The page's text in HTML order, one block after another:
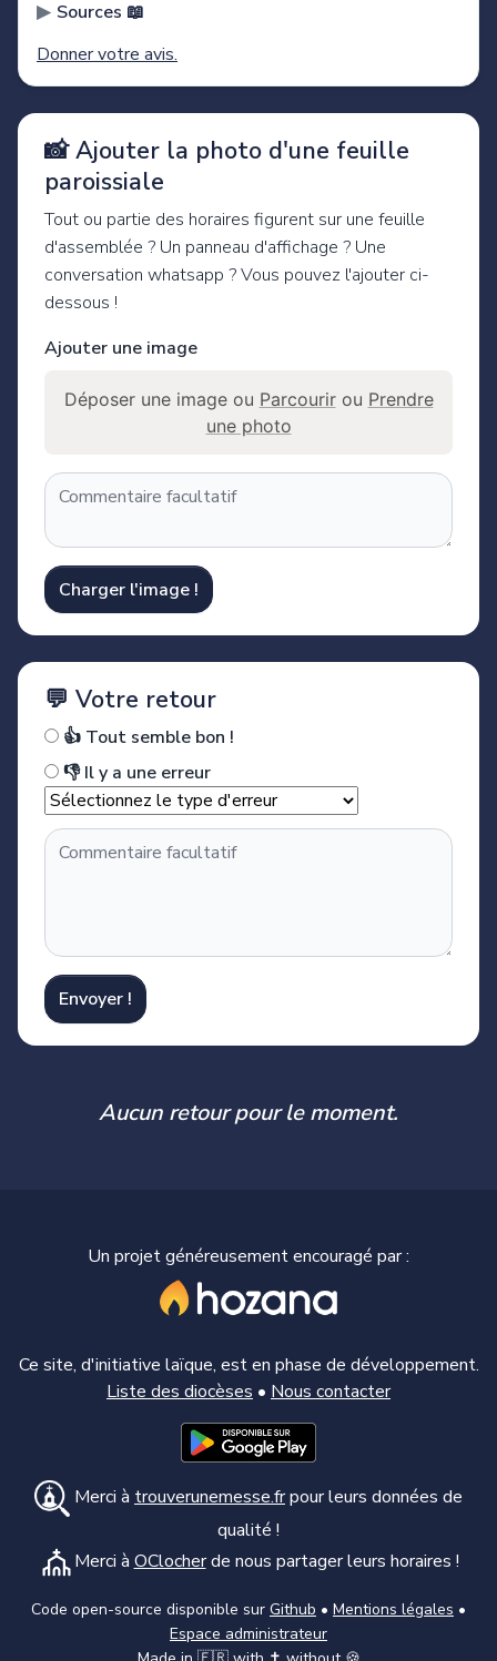
Sources 📖
Donner votre avis.
📸 Ajouter la photo d'une feuille
paroissiale
Tout ou partie des horaires figurent sur une feuille
d'assemblée ? Un panneau d'affichage ? Une
conversation whatsapp ? Vous pouvez l'ajouter ci-
dessous !
Ajouter une image
Déposer une image ou Parcourirou Prendre
une photo
Charger l'image !
💬 Votre retour
👍 Tout semble bon !
👎 Il y a une erreur
Envoyer !
Aucun retour pour le moment.
Un projet généreusement encouragé par :
Ce site, d'initiative laïque, est en phase de développement.
Liste des diocèses • Nous contacter
Merci à trouverunemesse.frpour leurs données de
qualité !
Merci àOClocherde nous partager leurs horaires !
Code open-source disponible sur Github • Mentions légales •
Espace administrateur